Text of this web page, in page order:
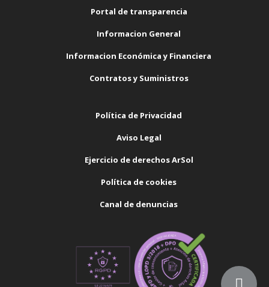
Portal de transparencia
Informacion General
Informacion Económica y Financiera
Contratos y Suministros
Política de Privacidad
Aviso Legal
Ejercicio de derechos ArSol
Política de cookies
Canal de denuncias